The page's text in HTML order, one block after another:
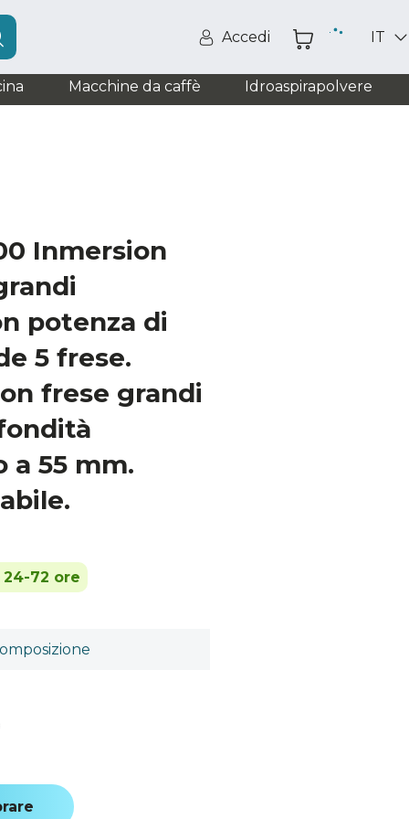
Accedi IT
Macchine da caffè Idroaspirapolvere
Inmersion
potenza di
5 frese.
frese grandi
a 55 mm.
72 ore